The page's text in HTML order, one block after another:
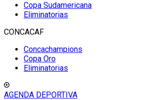
Copa Sudamericana
Eliminatorias
CONCACAF
Concachampions
Copa Oro
Eliminatorias
AGENDA DEPORTIVA